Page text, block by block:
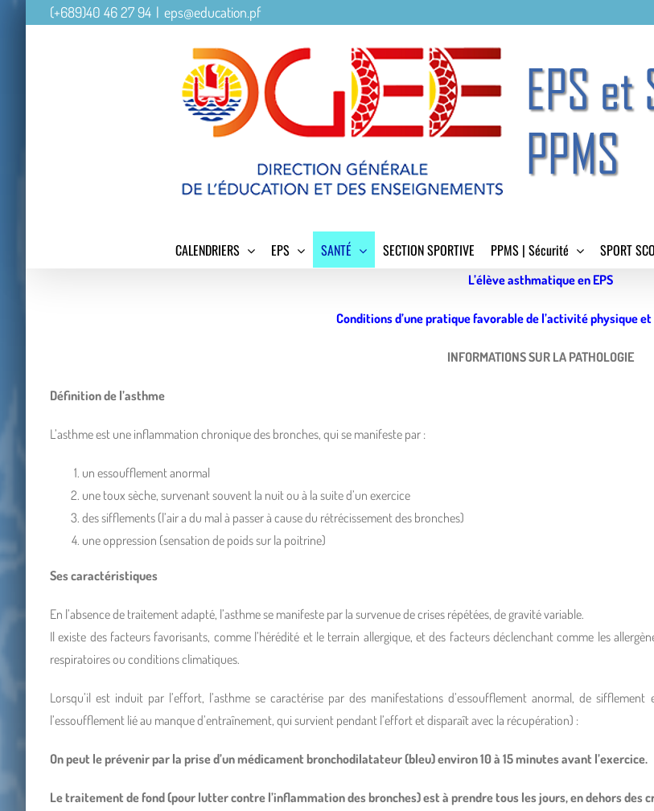
(+689)40 46 27 94 | eps@education.pf
Search
CALENDRIERS EPS SANTÉ SECTION SPORTIVE PPMS | Sécurité SPORT
L’élève asthmatique en EPS
Conditions d’une pratique favorable de l’activité physique et
INFORMATIONS SUR LA PATHOLOGIE
Définition de l’asthme
L’asthme est une inflammation chronique des bronches, qui se manifeste par :
un essoufflement anormal
une toux sèche, survenant souvent la nuit ou à la suite d’un exercice
des sifflements (l’air a du mal à passer à cause du rétrécissement des bronches)
une oppression (sensation de poids sur la poitrine)
Ses caractéristiques
En l’absence de traitement adapté, l’asthme se manifeste par la survenue de crises répétées, de gravité variable.
Il existe des facteurs favorisants, comme l’hérédité et le terrain allergique, et des facteurs déclenchant comme les
respiratoires ou conditions climatiques.
Lorsqu’il est induit par l’effort, l’asthme se caractérise par des manifestations d’essoufflement anormal, de
l’essoufflement lié au manque d’entraînement, qui survient pendant l’effort et disparaît avec la récupération) :
On peut le prévenir par la prise d’un médicament bronchodilatateur (bleu) environ 10 à 15 minutes avant l’exercice.
Le traitement de fond (pour lutter contre l’inflammation des bronches) est à prendre tous les jours, en dehors des